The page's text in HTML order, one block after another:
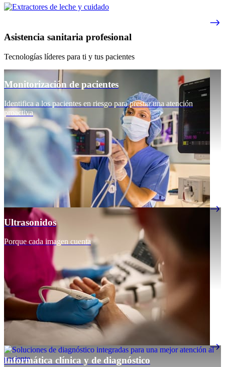
Asistencia sanitaria profesional
Tecnologías líderes para ti y tus pacientes
Monitorización de pacientes
Identifica a los pacientes en riesgo para prestar una atención
proactiva
Ultrasonidos
Porque cada imagen cuenta
Informática clínica y de diagnóstico